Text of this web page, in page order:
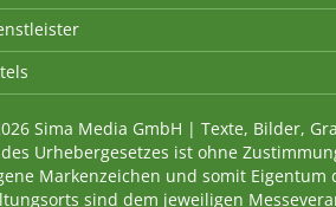
Sima Media GmbH | Texte, Bilder,
Urhebergesetzes ist ohne
Markenzeichen und somit
sind dem jeweiligen